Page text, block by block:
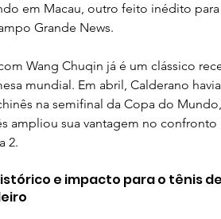
em Macau, outro feito inédito
Grande News.
Wang Chuqin já é um clássico
mundial. Em abril, Calderano
na semifinal da Copa do
ampliou sua vantagem no confronto
2.
e impacto para o tênis